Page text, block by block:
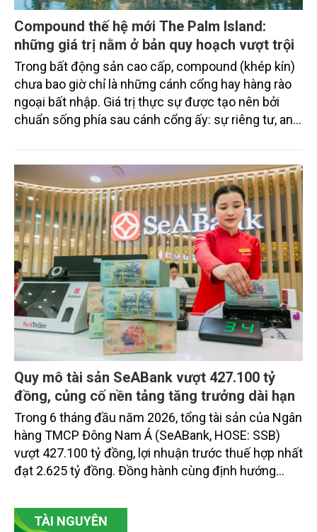
Compound thế hệ mới The Palm Island:
những giá trị nằm ở bản quy hoạch vượt trội
Trong bất động sản cao cấp, compound (khép kín)
chưa bao giờ chỉ là những cánh cổng hay hàng rào
ngoại bất nhập. Giá trị thực sự được tạo nên bởi
chuẩn sống phía sau cánh cổng ấy: sự riêng tư, an
vụ được thiết kế dành riêng cho họ.
Quy mô tài sản SeABank vượt 427.100 tỷ
đồng, củng cố nền tảng tăng trưởng dài hạn
Trong 6 tháng đầu năm 2026, tổng tài sản của Ngân
hàng TMCP Đông Nam Á (SeABank, HOSE: SSB)
vượt 427.100 tỷ đồng, lợi nhuận trước thuế hợp nhất
đạt 2.625 tỷ đồng. Đồng hành cùng định hướng
SeABank tiếp tục duy trì hoạt động hiệu quả, mở
rộng tín dụng, củng cố nguồn vốn và đảm bảo các
TÀI NGUYÊN